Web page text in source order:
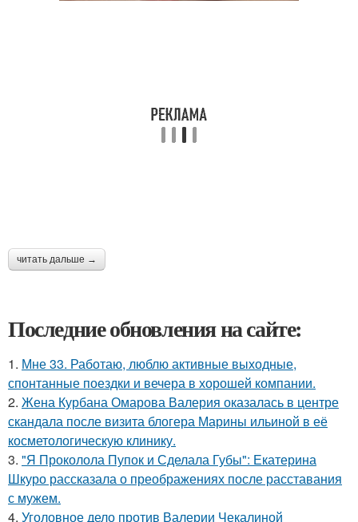
читать дальше →
Последние обновления на сайте:
1. Мне 33. Работаю, люблю активные выходные,
спонтанные поездки и вечера в хорошей компании.
2. Жена Курбана Омарова Валерия оказалась в центре
скандала после визита блогера Марины ильиной в её
косметологическую клинику.
3. "Я Проколола Пупок и Сделала Губы": Екатерина
Шкуро рассказала о преображениях после расставания
с мужем.
4. Уголовное дело против Валерии Чекалиной